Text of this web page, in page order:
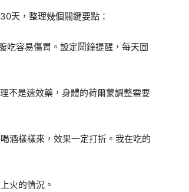
天，整理幾個關鍵要點：
吃容易傷胃。設定鬧鐘提醒，每天固
不是速效藥，身體的荷爾蒙調整需要
酒樣樣來，效果一定打折。我在吃的
火的情況。